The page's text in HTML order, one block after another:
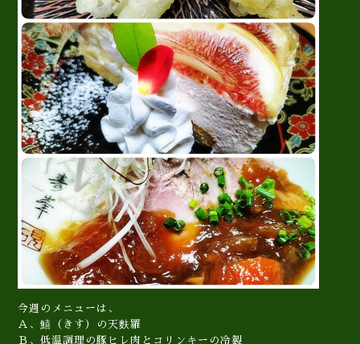
今週のメニューは、
Ａ、鱚（きす）の天麩羅
Ｂ、低温調理の豚ヒレ肉とコリンキーの冷製